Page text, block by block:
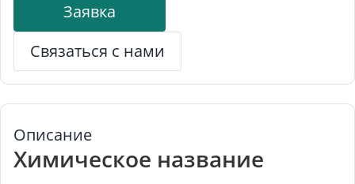
Заявка
Связаться с нами
Описание
Химическое название